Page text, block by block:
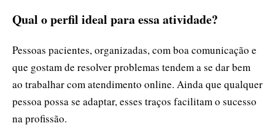
Qual o perfil ideal para essa atividade?
Pessoas pacientes, organizadas, com boa comunicação e
que gostam de resolver problemas tendem a se dar bem
ao trabalhar com atendimento online. Ainda que qualquer
pessoa possa se adaptar, esses traços facilitam o sucesso
na profissão.